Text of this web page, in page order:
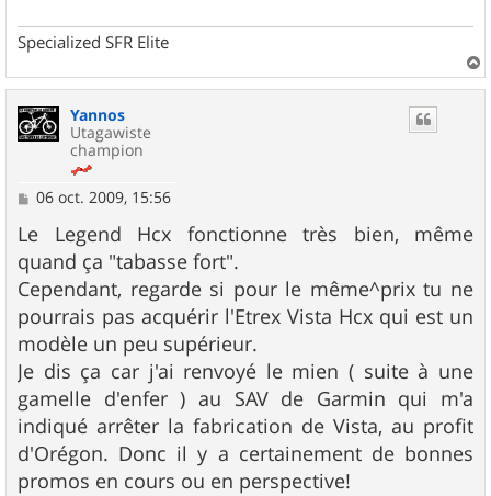
Specialized SFR Elite
a
Yannos
Utagawiste
champion
M
s
s
a
g
e
06 oct. 2009, 15:56
Le Legend Hcx fonctionne très bien, même
quand ça "tabasse fort".
Cependant, regarde si pour le même^prix tu ne
pourrais pas acquérir l'Etrex Vista Hcx qui est un
modèle un peu supérieur.
Je dis ça car j'ai renvoyé le mien ( suite à une
gamelle d'enfer ) au SAV de Garmin qui m'a
indiqué arrêter la fabrication de Vista, au profit
d'Orégon. Donc il y a certainement de bonnes
promos en cours ou en perspective!